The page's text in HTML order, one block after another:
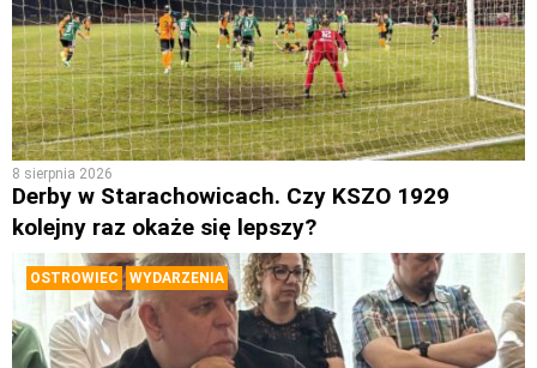
8 sierpnia 2026
Derby w Starachowicach. Czy KSZO 1929
kolejny raz okaże się lepszy?
OSTROWIEC WYDARZENIA